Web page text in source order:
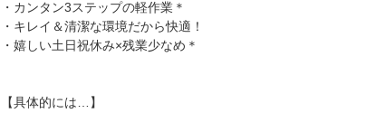
・カンタン3ステップの軽作業＊
・キレイ＆清潔な環境だから快適！
・嬉しい土日祝休み×残業少なめ＊
【具体的には…】